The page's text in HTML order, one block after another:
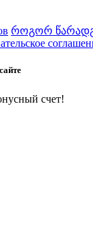
როგორ
счет!